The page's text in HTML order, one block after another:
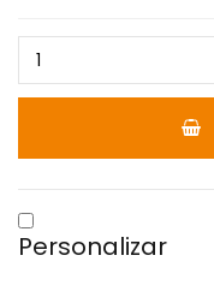
Personalizar